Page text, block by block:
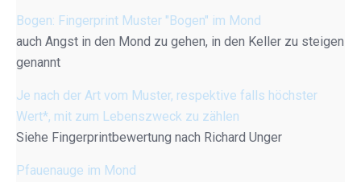
Bogen: Fingerprint Muster "Bogen" im Mond
auch Angst in den Mond zu gehen, in den Keller zu steigen
genannt
Je nach der Art vom Muster, respektive falls höchster
Wert*, mit zum Lebenszweck zu zählen
Siehe Fingerprintbewertung nach Richard Unger
Pfauenauge im Mond